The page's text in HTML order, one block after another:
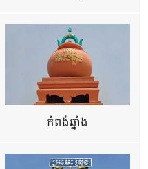
កំពង់ឆ្នាំង